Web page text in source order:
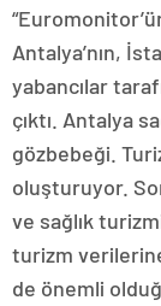
Antalya’nın,
yabancılar
çıktı. Antalya
gözbebeği.
oluşturuyor.
ve sağlık
turizm
de önemli